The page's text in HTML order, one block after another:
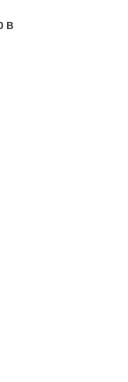
В